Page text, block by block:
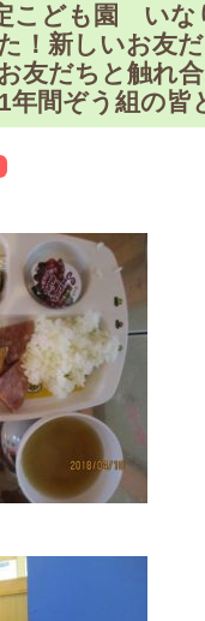
こども園 いな
！新しいお友
友だちと触れ
1年間ぞう組の皆